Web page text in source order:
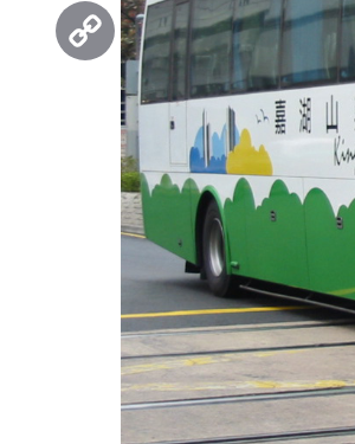
Threads
Copy
Link